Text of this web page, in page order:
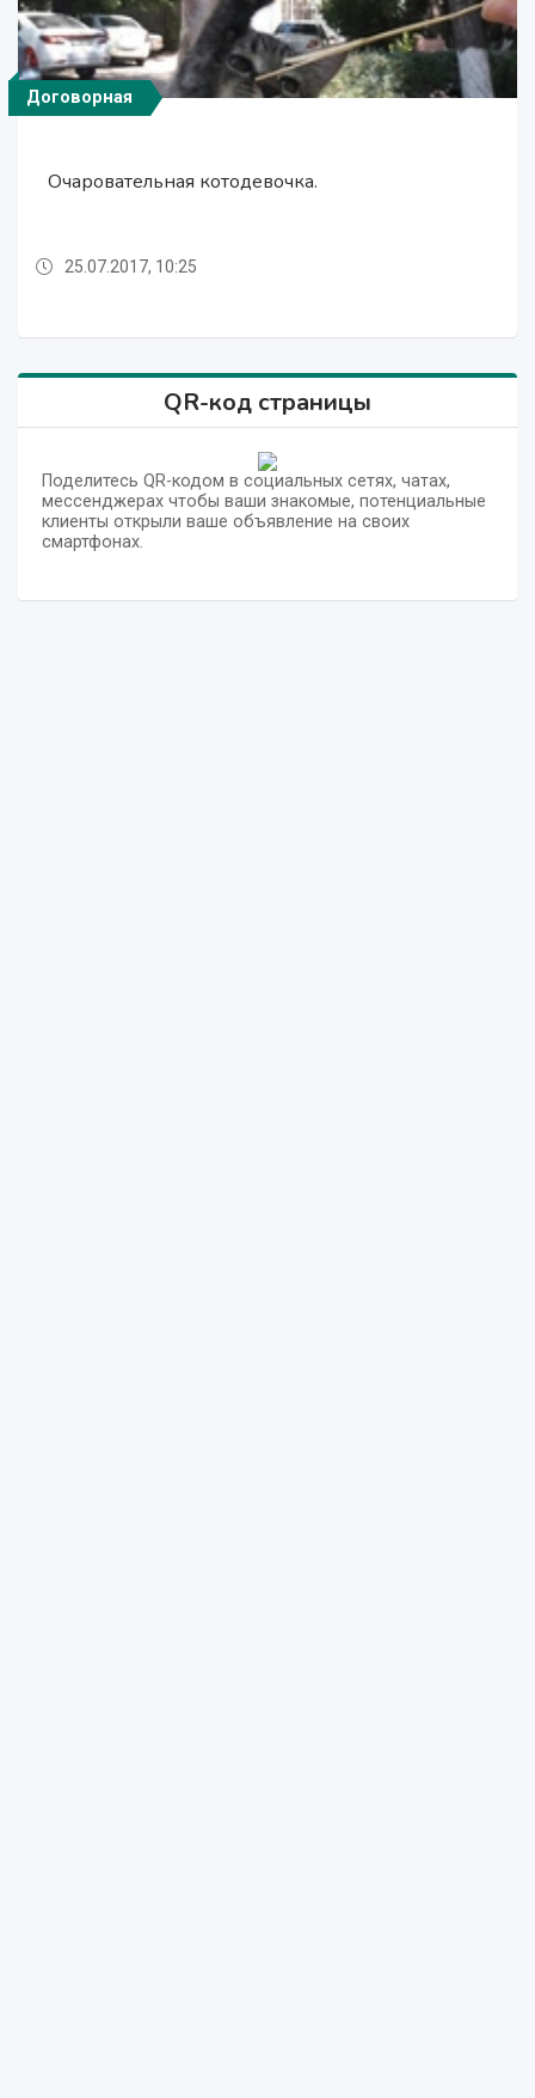
Договорная
Очаровательная котодевочка.
Договорная
Красивый черно-белый котенок.
Договорная
Котенок с шёлковой, черной шёрсткой.
Договорная
Очаровательная котодевочка.
25.07.2017, 10:25
Договорная
Красивый черно-белый котенок.
QR-код страницы
Поделитесь QR-кодом в социальных сетях, чатах,
мессенджерах чтобы ваши знакомые, потенциальные
клиенты открыли ваше объявление на своих
смартфонах.